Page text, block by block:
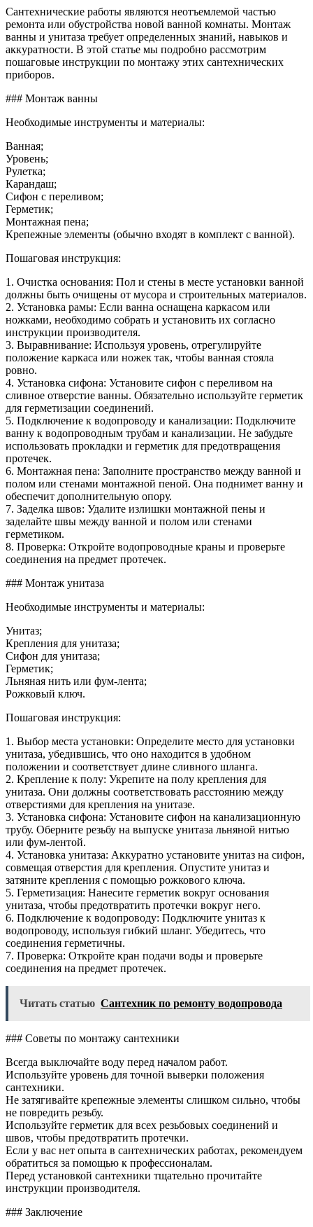
Сантехнические работы являются неотъемлемой частью
ремонта или обустройства новой ванной комнаты. Монтаж
ванны и унитаза требует определенных знаний, навыков и
аккуратности. В этой статье мы подробно рассмотрим
пошаговые инструкции по монтажу этих сантехнических
приборов.
### Монтаж ванны
Необходимые инструменты и материалы:
Ванная;
Уровень;
Рулетка;
Карандаш;
Сифон с переливом;
Герметик;
Монтажная пена;
Крепежные элементы (обычно входят в комплект с ванной).
Пошаговая инструкция:
1. Очистка основания: Пол и стены в месте установки ванной
должны быть очищены от мусора и строительных материалов.
2. Установка рамы: Если ванна оснащена каркасом или
ножками, необходимо собрать и установить их согласно
инструкции производителя.
3. Выравнивание: Используя уровень, отрегулируйте
положение каркаса или ножек так, чтобы ванная стояла
ровно.
4. Установка сифона: Установите сифон с переливом на
сливное отверстие ванны. Обязательно используйте герметик
для герметизации соединений.
5. Подключение к водопроводу и канализации: Подключите
ванну к водопроводным трубам и канализации. Не забудьте
использовать прокладки и герметик для предотвращения
протечек.
6. Монтажная пена: Заполните пространство между ванной и
полом или стенами монтажной пеной. Она поднимет ванну и
обеспечит дополнительную опору.
7. Заделка швов: Удалите излишки монтажной пены и
заделайте швы между ванной и полом или стенами
герметиком.
8. Проверка: Откройте водопроводные краны и проверьте
соединения на предмет протечек.
### Монтаж унитаза
Необходимые инструменты и материалы:
Унитаз;
Крепления для унитаза;
Сифон для унитаза;
Герметик;
Льняная нить или фум-лента;
Рожковый ключ.
Пошаговая инструкция:
1. Выбор места установки: Определите место для установки
унитаза, убедившись, что оно находится в удобном
положении и соответствует длине сливного шланга.
2. Крепление к полу: Укрепите на полу крепления для
унитаза. Они должны соответствовать расстоянию между
отверстиями для крепления на унитазе.
3. Установка сифона: Установите сифон на канализационную
трубу. Оберните резьбу на выпуске унитаза льняной нитью
или фум-лентой.
4. Установка унитаза: Аккуратно установите унитаз на сифон,
совмещая отверстия для крепления. Опустите унитаз и
затяните крепления с помощью рожкового ключа.
5. Герметизация: Нанесите герметик вокруг основания
унитаза, чтобы предотвратить протечки вокруг него.
6. Подключение к водопроводу: Подключите унитаз к
водопроводу, используя гибкий шланг. Убедитесь, что
соединения герметичны.
7. Проверка: Откройте кран подачи воды и проверьте
соединения на предмет протечек.
Читать статью Сантехник по ремонту водопровода
### Советы по монтажу сантехники
Всегда выключайте воду перед началом работ.
Используйте уровень для точной выверки положения
сантехники.
Не затягивайте крепежные элементы слишком сильно, чтобы
не повредить резьбу.
Используйте герметик для всех резьбовых соединений и
швов, чтобы предотвратить протечки.
Если у вас нет опыта в сантехнических работах, рекомендуем
обратиться за помощью к профессионалам.
Перед установкой сантехники тщательно прочитайте
инструкции производителя.
### Заключение